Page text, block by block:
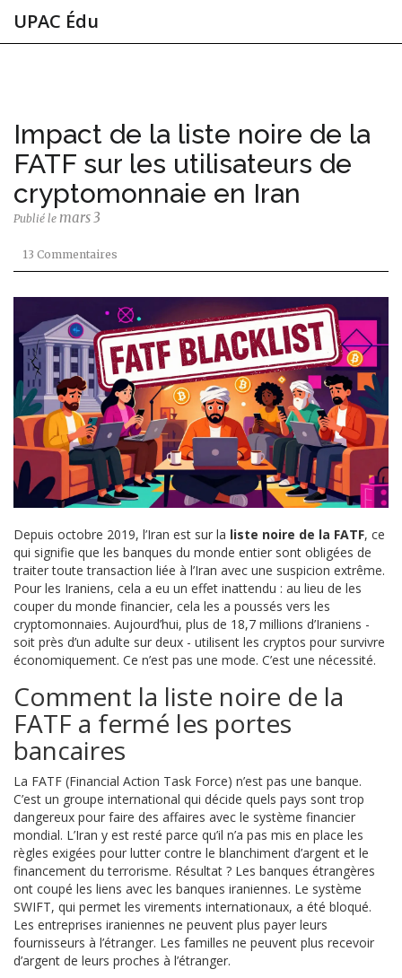
UPAC Édu
Impact de la liste noire de la
FATF sur les utilisateurs de
cryptomonnaie en Iran
Publié le mars 3
13 Commentaires
Depuis octobre 2019, l’Iran est sur la liste noire de la FATF, ce
qui signifie que les banques du monde entier sont obligées de
traiter toute transaction liée à l’Iran avec une suspicion extrême.
Pour les Iraniens, cela a eu un effet inattendu : au lieu de les
couper du monde financier, cela les a poussés vers les
cryptomonnaies. Aujourd’hui, plus de 18,7 millions d’Iraniens -
soit près d’un adulte sur deux - utilisent les cryptos pour survivre
économiquement. Ce n’est pas une mode. C’est une nécessité.
Comment la liste noire de la
FATF a fermé les portes
bancaires
La FATF (Financial Action Task Force) n’est pas une banque.
C’est un groupe international qui décide quels pays sont trop
dangereux pour faire des affaires avec le système financier
mondial. L’Iran y est resté parce qu’il n’a pas mis en place les
règles exigées pour lutter contre le blanchiment d’argent et le
financement du terrorisme. Résultat ? Les banques étrangères
ont coupé les liens avec les banques iraniennes. Le système
SWIFT, qui permet les virements internationaux, a été bloqué.
Les entreprises iraniennes ne peuvent plus payer leurs
fournisseurs à l’étranger. Les familles ne peuvent plus recevoir
d’argent de leurs proches à l’étranger.